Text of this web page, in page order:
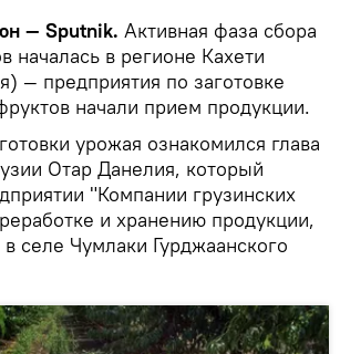
— Sputnik. Активная фаза сбора
началась в регионе Кахети
— предприятия по заготовке
начали прием продукции.
урожая ознакомился глава
Отар Данелия, который
"Компании грузинских
и хранению продукции,
селе Чумлаки Гурджаанского